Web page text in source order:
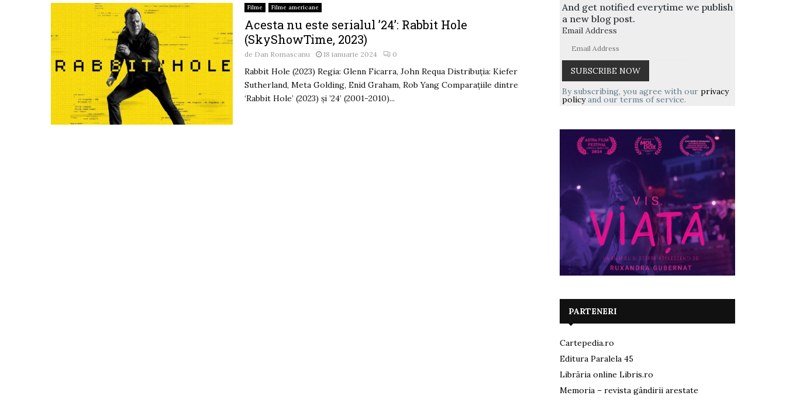
Filme Filme americane
Acesta nu este serialul ’24’: Rabbit Hole
(SkyShowTime, 2023)
de Dan Romascanu 18 ianuarie 2024 0
Rabbit Hole (2023) Regia: Glenn Ficarra, John Requa Distribuția: Kiefer
Sutherland, Meta Golding, Enid Graham, Rob Yang Comparațiile dintre
‘Rabbit Hole’ (2023) și ’24’ (2001-2010)...
And get notified everytime we publish
a new blog post.
Email Address
By subscribing, you agree with our privacy
policyand our terms of service.
PARTENERI
Cartepedia.ro
Editura Paralela 45
Librăria online Libris.ro
Memoria – revista gândirii arestate